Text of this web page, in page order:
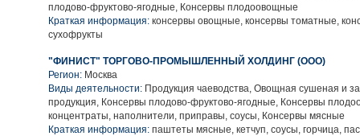
плодово-фруктово-ягодные, Консервы плодоовощные
Краткая информация: консервы овощные, консервы томатные,
сухофрукты
"ФИНИСТ" ТОРГОВО-ПРОМЫШЛЕННЫЙ ХОЛДИНГ (ООО)
Регион: Москва
Виды деятельности: Продукция чаеводства, Овощная сушеная и
продукция, Консервы плодово-фруктово-ягодные, Консервы
концентраты, наполнители, приправы, соусы, Консервы мясные
Краткая информация: паштеты мясные, кетчуп, соусы, горчица,